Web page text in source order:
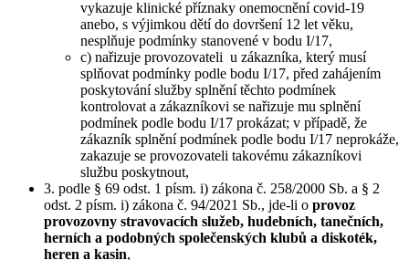
vykazuje klinické příznaky onemocnění covid-19
anebo, s výjimkou dětí do dovršení 12 let věku,
nesplňuje podmínky stanovené v bodu I/17,
c) nařizuje provozovateli u zákazníka, který musí
splňovat podmínky podle bodu I/17, před zahájením
poskytování služby splnění těchto podmínek
kontrolovat a zákazníkovi se nařizuje mu splnění
podmínek podle bodu I/17 prokázat; v případě, že
zákazník splnění podmínek podle bodu I/17 neprokáže,
zakazuje se provozovateli takovému zákazníkovi
službu poskytnout,
3. podle § 69 odst. 1 písm. i) zákona č. 258/2000 Sb. a § 2
odst. 2 písm. i) zákona č. 94/2021 Sb., jde-li o provoz
provozovny stravovacích služeb, hudebních, tanečních,
herních a podobných společenských klubů a diskoték,
heren a kasin,